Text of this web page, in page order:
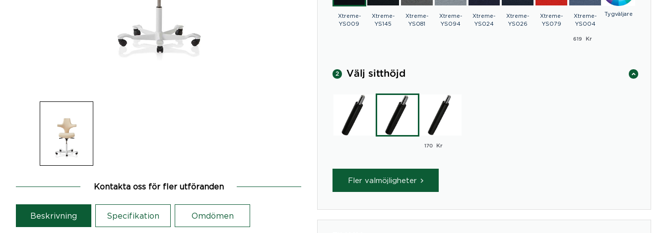
Kontakta oss för fler utföranden
Beskrivning Specifikation Omdömen
Xtreme-
YS009
Xtreme-
YS145
Xtreme-
YS081
Xtreme-
YS094
Xtreme-
YS024
Xtreme-
YS026
Xtreme-
YS079
Xtreme-
YS004
619 Kr
Tygväljare
2 Välj sitthöjd
170 Kr
Fler valmöjligheter